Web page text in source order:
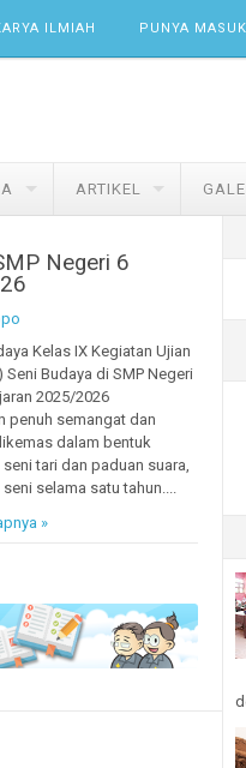
ILMIAH PUNYA
ARTIKEL
Negeri 6
Kelas IX Kegiatan Ujian
Budaya di SMP Negeri
2025/2026
penuh semangat dan
dalam bentuk
tari dan paduan suara,
selama satu tahun....
»